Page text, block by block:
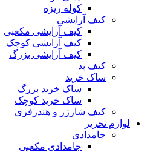
کوله ریزه
کیف آرایشی
کیف آرایشی مکعبی
کیف آرایشی کوچک
کیف آرایشی بزرگ
کیف پد
ساک خرید
ساک خرید بزرگ
ساک خرید کوچک
کیف شارژر و هندزفری
لوازم تحریر
جامدادی
جامدادی مکعبی